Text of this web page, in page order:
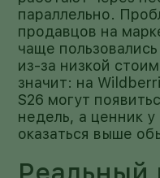
параллельно.
продавцов на
чаще
из-за низкой
значит: на
S26 могут
недель, а ценник
оказаться выше